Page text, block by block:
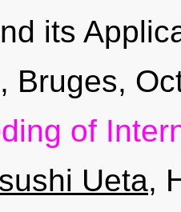
its
Bruges,
of
Ueta,